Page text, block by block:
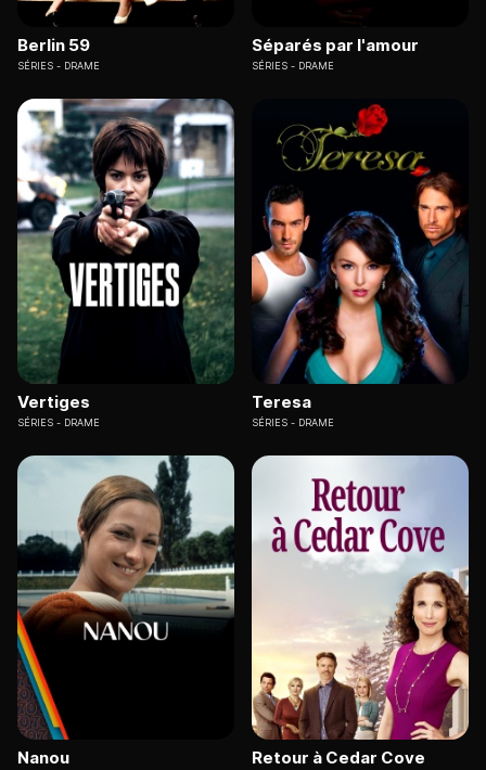
Berlin 59
SÉRIES DRAME
Séparés par l'amour
SÉRIES DRAME
Vertiges
SÉRIES DRAME
Teresa
SÉRIES DRAME
Nanou Retour à Cedar Cove